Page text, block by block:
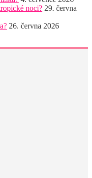
noci? 29. června
26. června 2026